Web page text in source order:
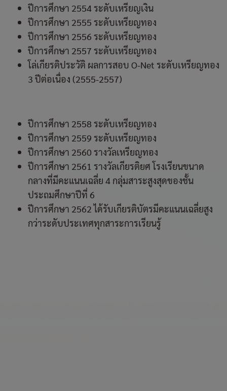
ปีการศึกษา 2554 ระดับเหรียญเงิน
ปีการศึกษา 2555 ระดับเหรียญทอง
ปีการศึกษา 2556 ระดับเหรียญทอง
ปีการศึกษา 2557 ระดับเหรียญทอง
โล่เกียรติประวัติ ผลการสอบ O-Net ระดับเหรียญทอง
3 ปีต่อเนื่อง (2555-2557)
ปีการศึกษา 2558 ระดับเหรียญทอง
ปีการศึกษา 2559 ระดับเหรียญทอง
ปีการศึกษา 2560 รางวัลเหรียญทอง
ปีการศึกษา 2561 รางวัลเกียรติยศ โรงเรียนขนาด
กลางที่มีคะแนนเฉลี่ย 4 กลุ่มสาระสูงสุดของชั้น
ประถมศึกษาปีที่ 6
ปีการศึกษา 2562 ได้รับเกียรติบัตรมีคะแนนเฉลี่ยสูง
กว่าระดับประเทศทุกสาระการเรียนรู้